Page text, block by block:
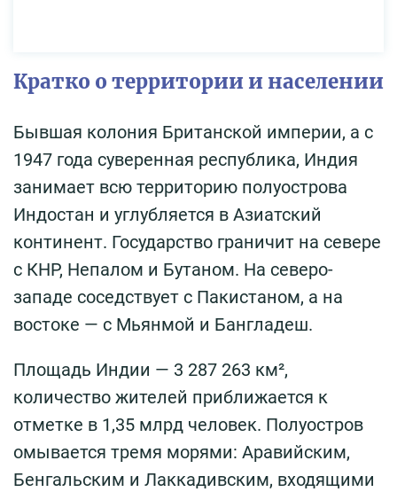
Кратко о территории и населении
Бывшая колония Британской империи, а с
1947 года суверенная республика, Индия
занимает всю территорию полуострова
Индостан и углубляется в Азиатский
континент. Государство граничит на севере
с КНР, Непалом и Бутаном. На северо-
западе соседствует с Пакистаном, а на
востоке — с Мьянмой и Бангладеш.
Площадь Индии — 3 287 263 км²,
количество жителей приближается к
отметке в 1,35 млрд человек. Полуостров
омывается тремя морями: Аравийским,
Бенгальским и Лаккадивским, входящими